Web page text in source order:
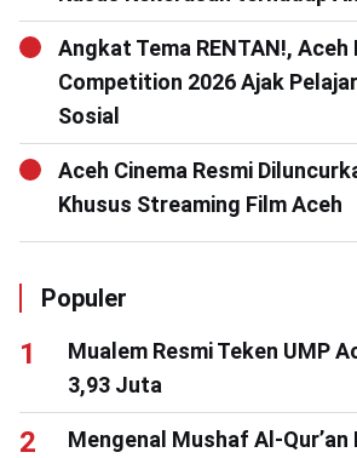
Angkat Tema RENTAN!,
Competition 2026 Ajak
Sosial
Aceh Cinema Resmi
Khusus Streaming Film Aceh
Populer
Mualem Resmi Teken UMP
3,93 Juta
Mengenal Mushaf Al-